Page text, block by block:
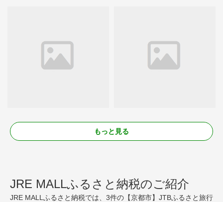
もっと見る
JRE MALLふるさと納税のご紹介
JRE MALLふるさと納税では、3件の【京都市】JTBふるさと旅行